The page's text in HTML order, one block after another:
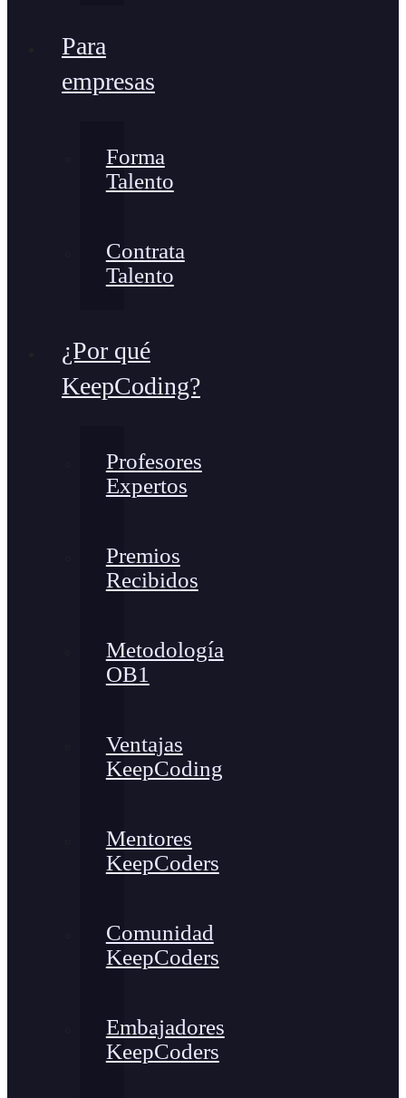
Para
empresas
Forma
Talento
Contrata
Talento
¿Por qué
KeepCoding?
Profesores
Expertos
Premios
Recibidos
Metodología
OB1
Ventajas
KeepCoding
Mentores
KeepCoders
Comunidad
KeepCoders
Embajadores
KeepCoders